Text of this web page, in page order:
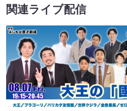
関連ライブ配信